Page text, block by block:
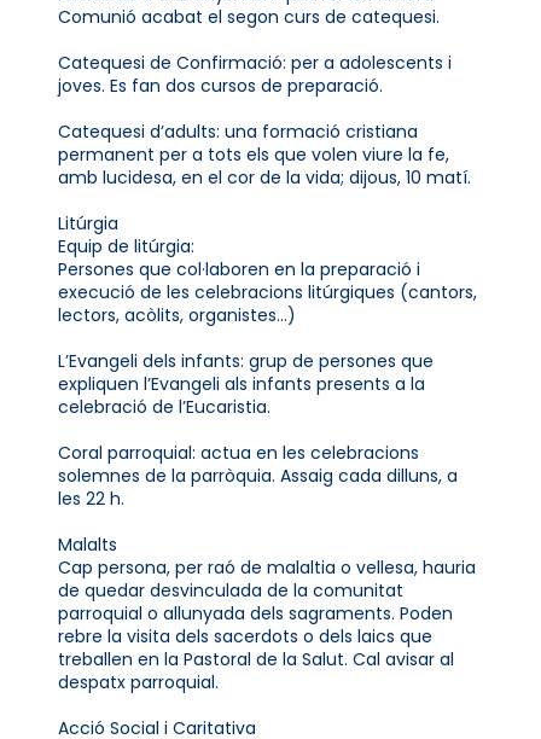
Comunió acabat el segon curs de catequesi.
Catequesi de Confirmació: per a adolescents i
joves. Es fan dos cursos de preparació.
Catequesi d’adults: una formació cristiana
permanent per a tots els que volen viure la fe,
amb lucidesa, en el cor de la vida; dijous, 10 matí.
Litúrgia
Equip de litúrgia:
Persones que col·laboren en la preparació i
execució de les celebracions litúrgiques (cantors,
lectors, acòlits, organistes...)
L’Evangeli dels infants: grup de persones que
expliquen l’Evangeli als infants presents a la
celebració de l’Eucaristia.
Coral parroquial: actua en les celebracions
solemnes de la parròquia. Assaig cada dilluns, a
les 22 h.
Malalts
Cap persona, per raó de malaltia o vellesa, hauria
de quedar desvinculada de la comunitat
parroquial o allunyada dels sagraments. Poden
rebre la visita dels sacerdots o dels laics que
treballen en la Pastoral de la Salut. Cal avisar al
despatx parroquial.
Acció Social i Caritativa